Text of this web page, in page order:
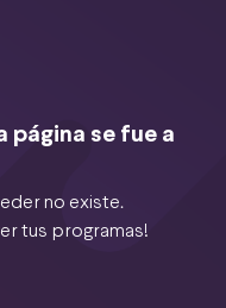
página se fue a
no existe.
tus programas!